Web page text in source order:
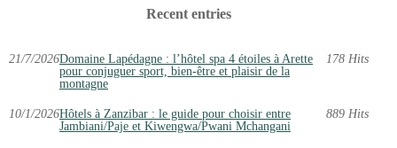
Recent entries
21/7/2026Domaine Lapédagne : l’hôtel spa 4 étoiles à Arette
pour conjuguer sport, bien-être et plaisir de la
montagne
178 Hits
10/1/2026Hôtels à Zanzibar : le guide pour choisir entre
Jambiani/Paje et Kiwengwa/Pwani Mchangani
889 Hits